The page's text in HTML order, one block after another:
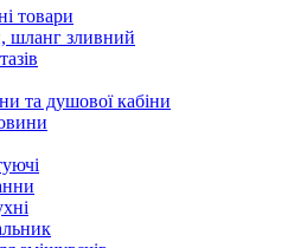
товари
шланг зливний
та душової кабіни